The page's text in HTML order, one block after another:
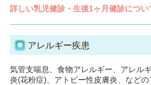
詳しい乳児健診・生後1ヶ月健診につい
アレルギー疾患
気管支喘息、食物アレルギー、アレル
炎(花粉症)、アトピー性皮膚炎、などの